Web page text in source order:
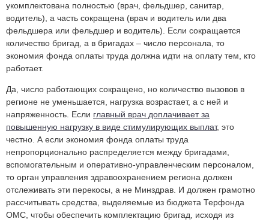
укомплектована полностью (врач, фельдшер, санитар,
водитель), а часть сокращена (врач и водитель или два
фельдшера или фельдшер и водитель). Если сокращается
количество бригад, а в бригадах – число персонала, то
экономия фонда оплаты труда должна идти на оплату тем, кто
работает.
Да, число работающих сокращено, но количество вызовов в
регионе не уменьшается, нагрузка возрастает, а с ней и
напряженность. Если главный врач доплачивает за
повышенную нагрузку в виде стимулирующих выплат, это
честно. А если экономия фонда оплаты труда
непропорционально распределяется между бригадами,
вспомогательным и оперативно-управленческим персоналом,
то орган управления здравоохранением региона должен
отслеживать эти перекосы, а не Минздрав. И должен грамотно
рассчитывать средства, выделяемые из бюджета Терфонда
ОМС, чтобы обеспечить комплектацию бригад, исходя из